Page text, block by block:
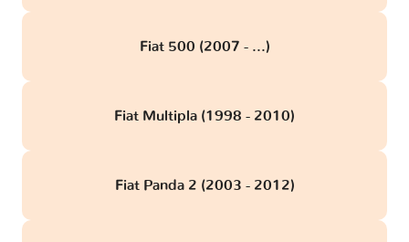
Fiat 500 (2007 - ...)
Fiat Multipla (1998 - 2010)
Fiat Panda 2 (2003 - 2012)